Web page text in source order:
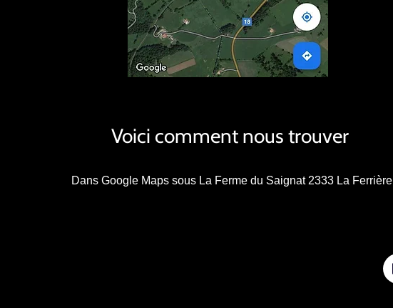
Voici comment nous trouver
Dans Google Maps sous La Ferme du Saignat 2333 La Ferrière